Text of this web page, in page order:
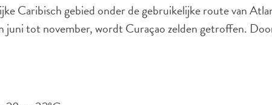
Caribisch gebied onder de gebruikelijke route van
tot november, wordt Curaçao zelden getroffen.